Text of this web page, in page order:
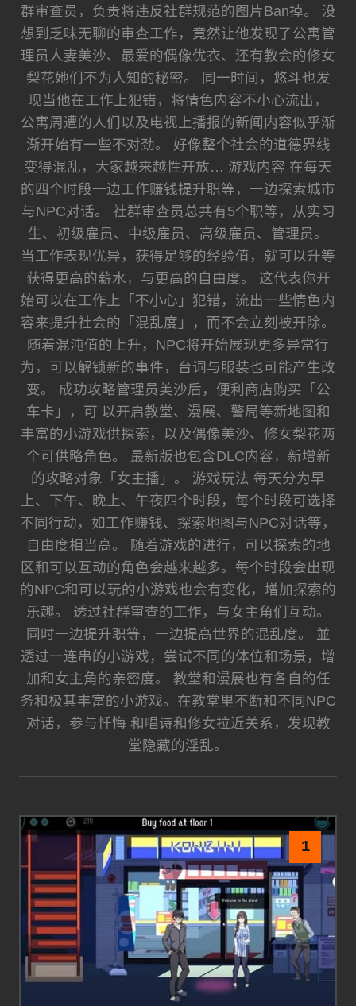
群审查员，负责将违反社群规范的图片Ban掉。 没
想到乏味无聊的审查工作，竟然让他发现了公寓管
理员人妻美沙、最爱的偶像优衣、还有教会的修女
梨花她们不为人知的秘密。 同一时间，悠斗也发
现当他在工作上犯错，将情色内容不小心流出，
公寓周遭的人们以及电视上播报的新闻内容似乎渐
渐开始有一些不对劲。 好像整个社会的道德界线
变得混乱，大家越来越性开放… 游戏内容 在每天
的四个时段一边工作赚钱提升职等，一边探索城市
与NPC对话。 社群审查员总共有5个职等，从实习
生、初级雇员、中级雇员、高级雇员、管理员。
当工作表现优异，获得足够的经验值，就可以升等
获得更高的薪水，与更高的自由度。 这代表你开
始可以在工作上「不小心」犯错，流出一些情色内
容来提升社会的「混乱度」，而不会立刻被开除。
随着混沌值的上升，NPC将开始展现更多异常行
为，可以解锁新的事件，台词与服装也可能产生改
变。 成功攻略管理员美沙后，便利商店购买「公
车卡」，可 以开启教堂、漫展、警局等新地图和
丰富的小游戏供探索，以及偶像美沙、修女梨花两
个可供略角色。 最新版也包含DLC内容，新增新
的攻略对象「女主播」。 游戏玩法 每天分为早
上、下午、晚上、午夜四个时段，每个时段可选择
不同行动，如工作赚钱、探索地图与NPC对话等，
自由度相当高。 随着游戏的进行，可以探索的地
区和可以互动的角色会越来越多。每个时段会出现
的NPC和可以玩的小游戏也会有变化，增加探索的
乐趣。 透过社群审查的工作，与女主角们互动。
同时一边提升职等，一边提高世界的混乱度。 並
透过一连串的小游戏，尝试不同的体位和场景，增
加和女主角的亲密度。 教堂和漫展也有各自的任
务和极其丰富的小游戏。在教堂里不断和不同NPC
对话，参与忏悔 和唱诗和修女拉近关系，发现教
堂隐藏的淫乱。
1